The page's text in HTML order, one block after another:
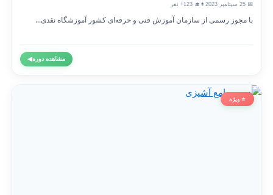
👨‍🎓 123+ نفر
با مجوز رسمی از سازمان آموزش فنی و حرفه‌ای کشور آموزشگاه نقدی...
مشاهده دوره◀
⭐ ویژه